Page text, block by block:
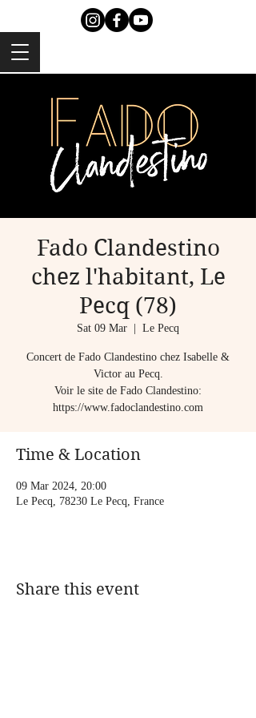
Fado Clandestino
chez l'habitant, Le
Pecq (78)
Sat 09 Mar Le Pecq
Concert de Fado Clandestino chez Isabelle &
Victor au Pecq.
Voir le site de Fado Clandestino:
Time & Location
09 Mar 2024, 20:00
Le Pecq, 78230 Le Pecq, France
Share this event